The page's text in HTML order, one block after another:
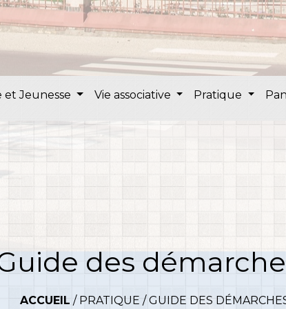
et Jeunesse Vie associative Pratique
des
ACCUEIL / PRATIQUE /GUIDE DES